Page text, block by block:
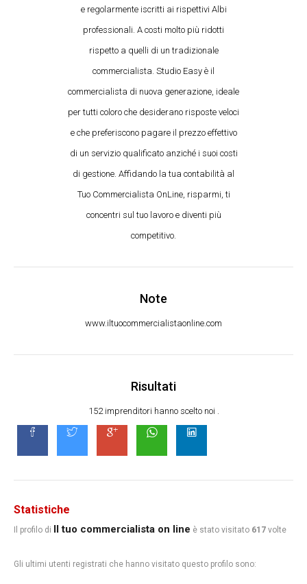
e regolarmente iscritti ai rispettivi Albi
professionali. A costi molto più ridotti
rispetto a quelli di un tradizionale
commercialista. Studio Easy è il
commercialista di nuova generazione, ideale
per tutti coloro che desiderano risposte veloci
e che preferiscono pagare il prezzo effettivo
di un servizio qualificato anziché i suoi costi
di gestione. Affidando la tua contabilità al
Tuo Commercialista OnLine, risparmi, ti
concentri sul tuo lavoro e diventi più
competitivo.
Note
www.iltuocommercialistaonline.com
Risultati
152 imprenditori hanno scelto noi .
Statistiche
Il profilo di Il tuo commercialista on line è stato visitato 617 volte
Gli ultimi utenti registrati che hanno visitato questo profilo sono: